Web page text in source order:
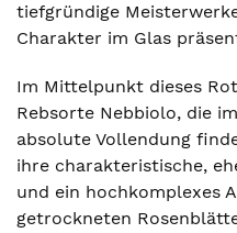
tiefgründige
Charakter im Glas
Im Mittelpunkt dieses
Rebsorte Nebbiolo, die
absolute Vollendung
ihre charakteristische,
und ein hochkomplexes
getrockneten